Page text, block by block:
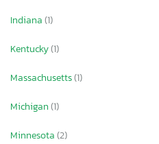
Indiana(1)
Kentucky(1)
Massachusetts(1)
Michigan(1)
Minnesota(2)